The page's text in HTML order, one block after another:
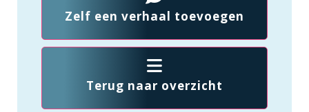
Zelf een verhaal toevoegen
Terug naar overzicht